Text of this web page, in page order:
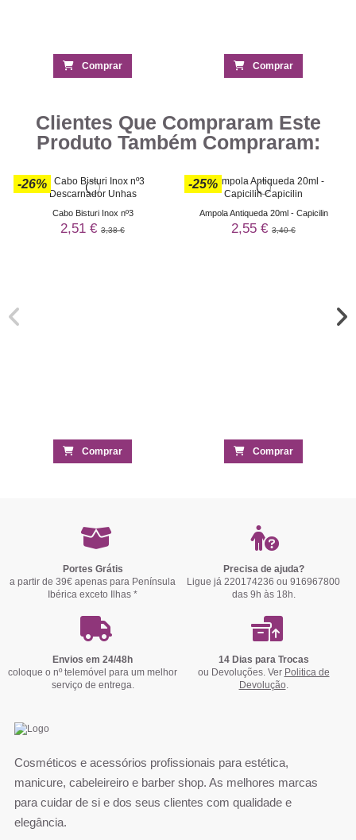
Comprar Comprar
Clientes Que Compraram Este
Produto Também Compraram:
-26%
Cabo Bisturi Inox nº3
2,51 € 3,38 €
Comprar
-25%
Ampola Antiqueda 20ml - Capicilin
2,55 € 3,40 €
Comprar
Portes Grátis
a partir de 39€ apenas para Península
Ibérica exceto Ilhas *
Precisa de ajuda?
Ligue já 220174236 ou 916967800
das 9h às 18h.
Envios em 24/48h
coloque o nº telemóvel para um melhor
serviço de entrega.
14 Dias para Trocas
ou Devoluções. Ver Politica de
Devolução.
Cosméticos e acessórios profissionais para estética,
manicure, cabeleireiro e barber shop. As melhores marcas
para cuidar de si e dos seus clientes com qualidade e
elegância.